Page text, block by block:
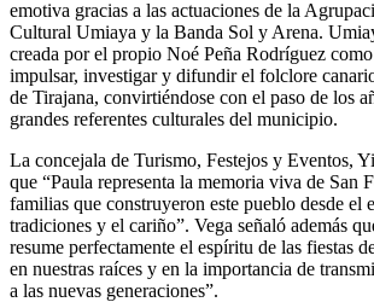
emotiva gracias a las actuaciones de la
Cultural Umiaya y la Banda Sol y Arena.
creada por el propio Noé Peña Rodríguez
impulsar, investigar y difundir el folclore
de Tirajana, convirtiéndose con el paso de los
grandes referentes culturales del municipio.
La concejala de Turismo, Festejos y Eventos,
que “Paula representa la memoria viva de San
familias que construyeron este pueblo desde el
tradiciones y el cariño”. Vega señaló además
resume perfectamente el espíritu de las fiestas
en nuestras raíces y en la importancia de
a las nuevas generaciones”.